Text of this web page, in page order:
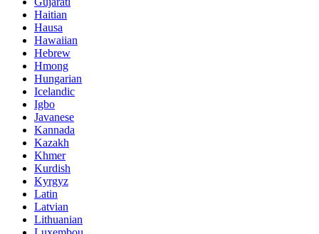
Haitian
Hausa
Hawaiian
Hebrew
Hmong
Hungarian
Icelandic
Igbo
Javanese
Kannada
Kazakh
Khmer
Kurdish
Kyrgyz
Latin
Latvian
Lithuanian